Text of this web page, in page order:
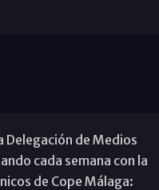
Delegación de Medios
cada semana con la
de Cope Málaga: